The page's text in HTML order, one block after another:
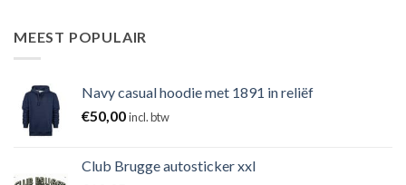
MEEST POPULAIR
Navy casual hoodie met 1891 in reliëf
€50,00incl. btw
Club Brugge autosticker xxl